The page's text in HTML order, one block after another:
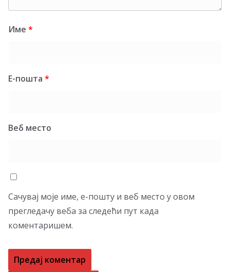
Име *
Е-пошта *
Веб место
Сачувај моје име, е-пошту и веб место у овом
прегледачу веба за следећи пут када
коментаришем.